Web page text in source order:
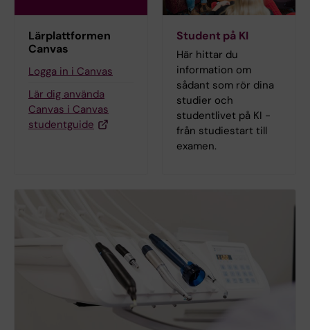
Lärplattformen
Canvas
Logga in i Canvas
Lär dig använda
Canvas i Canvas
studentguide
Student på KI
Här hittar du
information om
sådant som rör dina
studier och
studentlivet på KI -
från studiestart till
examen.